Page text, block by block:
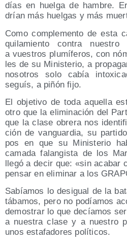
días en huel­ga de ham­bre.
drían más huel­gas y más
Como com­ple­men­to de esta
qui­la­mien­to con­tra nues­tro
a vues­tros plu­mí­fe­ros, con
les de su Minis­te­rio, a
noso­tros solo cabía
seguís, a piñón fijo.
El obje­ti­vo de toda aque­lla
otro que la eli­mi­na­ción del
que la cla­se obre­ra nos
ción de van­guar­dia, su
pos en que su Minis­te­rio
cama­da falan­gis­ta de los
lle­gó a decir que: «sin aca­bar
pen­sar en eli­mi­nar a los
Sabía­mos lo des­igual de la
tá­ba­mos, pero no podía­mos
demos­trar lo que decía­mos
a nues­tra cla­se y a nues­tro
unos esta­fa­do­res políticos.